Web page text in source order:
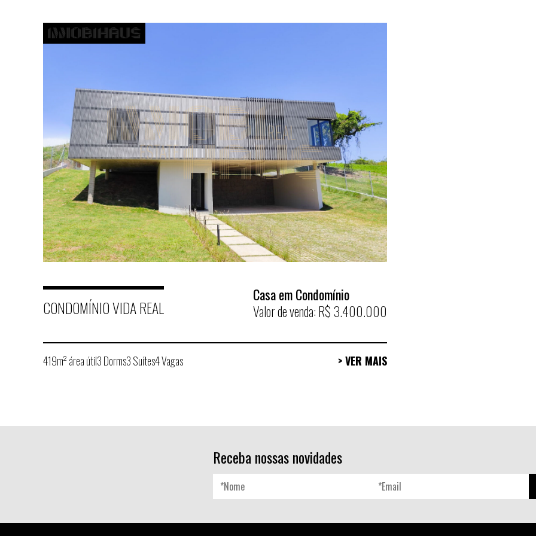
CONDOMÍNIO VIDA REAL
Casa em Condomínio
Valor de venda: R$ 3.400.000
419m² área útil3 Dorms3 Suítes4 Vagas > VER MAIS
Receba nossas novidades